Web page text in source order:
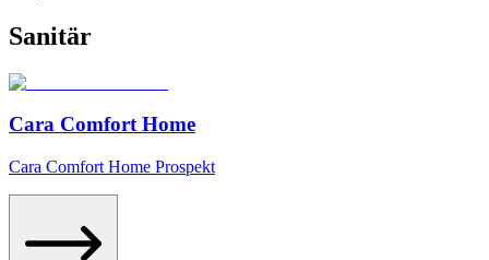
Sanitär
Cara Comfort Home
Cara Comfort Home Prospekt